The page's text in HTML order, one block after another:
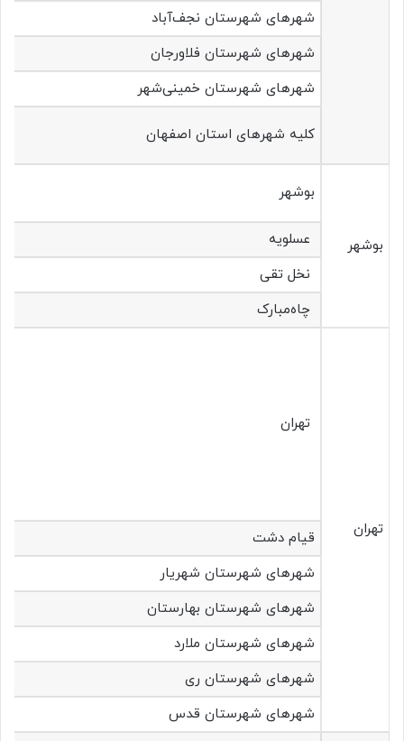
شهرهای شهرستان‌ نجف‌آباد
شهرهای شهرستان‌ فلاورجان
شهرهای شهرستان‌ خمینی‌شهر
کلیه شهرهای استان اصفهان
بوشهر
بوشهر
عسلویه
نخل تقی
چاه‌مبارک
تهران
تهران
قیام دشت
شهرهای شهرستان‌ شهریار
شهرهای شهرستان‌ بهارستان
شهرهای شهرستان‌ ملارد
شهرهای شهرستان‌ ری
شهرهای شهرستان‌ قدس